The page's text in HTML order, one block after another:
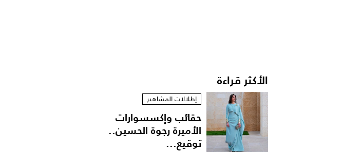
الأكثر قراءة
إطلالات المشاهير
حقائب وإكسسوارات
الأميرة رجوة الحسين..
توقيع...